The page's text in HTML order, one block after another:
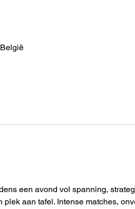
een avond vol spanning,
aan tafel. Intense matches,